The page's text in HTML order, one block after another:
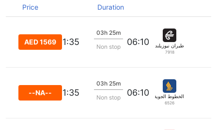
Duration
Price
طيران نيوزيلندا
7918
06:10
03h 25m
Non stop
11:35
AED 1569
الخطوط الجوية السنغافورية
6526
06:10
03h 25m
Non stop
11:35
--NA--